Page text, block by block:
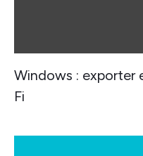
Windows : exporter
Fi